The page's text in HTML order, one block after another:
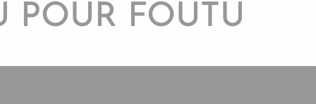
POUR FOUTU